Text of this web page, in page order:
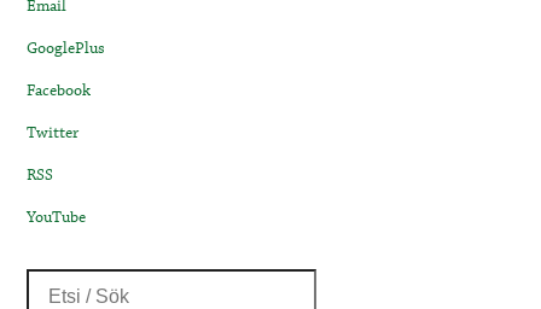
Email
GooglePlus
Facebook
Twitter
RSS
YouTube